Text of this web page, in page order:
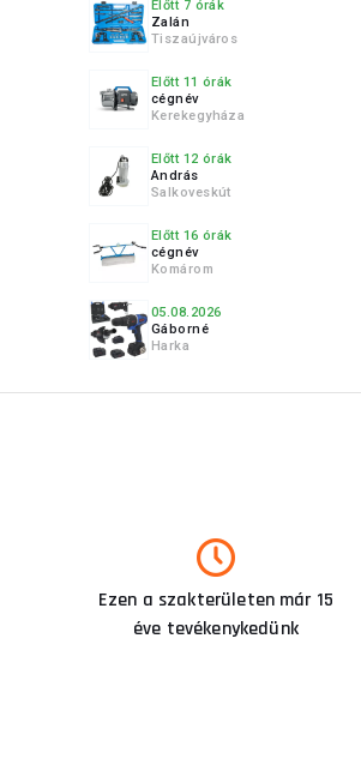
Előtt 7 órák
Zalán
Tiszaújváros
Előtt 11 órák
cégnév
Kerekegyháza
Előtt 12 órák
András
Salkoveskút
Előtt 16 órák
cégnév
Komárom
05.08.2026
Gáborné
Harka
Ezen a szakterületen már 15
éve tevékenykedünk